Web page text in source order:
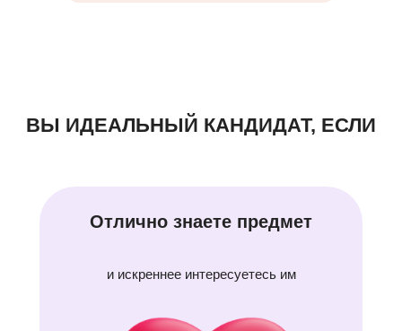
Отлично знаете предмет
и искреннее интересуетесь им
ВЫ ИДЕАЛЬНЫЙ КАНДИДАТ, ЕСЛИ